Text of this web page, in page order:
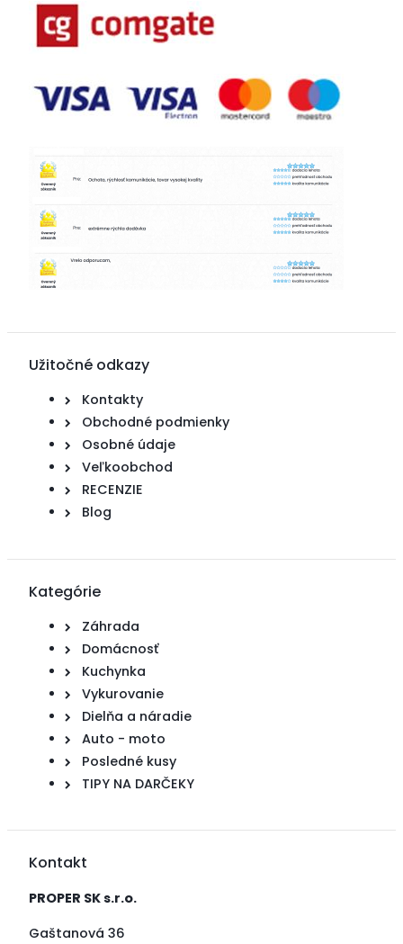
Užitočné odkazy
Kontakty
Obchodné podmienky
Osobné údaje
Veľkoobchod
RECENZIE
Blog
Kategórie
Záhrada
Domácnosť
Kuchynka
Vykurovanie
Dielňa a náradie
Auto - moto
Posledné kusy
TIPY NA DARČEKY
Kontakt
PROPER SK s.r.o.
Gaštanová 36